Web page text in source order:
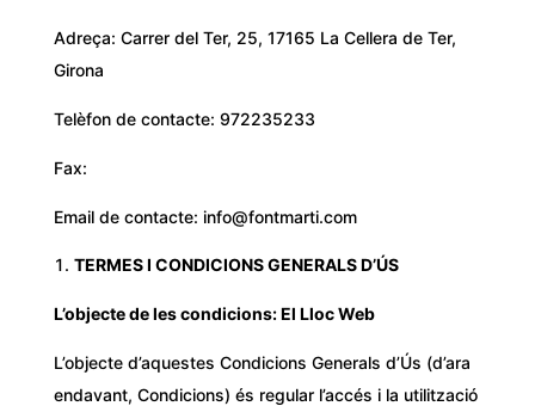
Adreça: Carrer del Ter, 25, 17165 La Cellera de Ter,
Girona
Telèfon de contacte: 972235233
Fax:
Email de contacte: info@fontmarti.com
TERMES I CONDICIONS GENERALS D’ÚS
L’objecte de les condicions: El Lloc Web
L’objecte d’aquestes Condicions Generals d’Ús (d’ara
endavant, Condicions) és regular l’accés i la utilització